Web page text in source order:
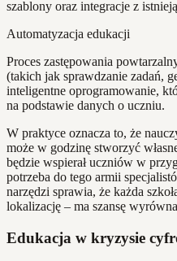
szablony oraz integracje z
Automatyzacja edukacji
Proces zastępowania
(takich jak sprawdzanie zadań,
inteligentne oprogramowanie,
na podstawie danych o uczniu.
W praktyce oznacza to, że
może w godzinę stworzyć
będzie wspierał uczniów w
potrzeba do tego armii
narzędzi sprawia, że każda
lokalizację – ma szansę
Edukacja w kryzysie